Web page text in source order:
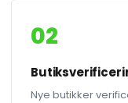
02
Nye butikker